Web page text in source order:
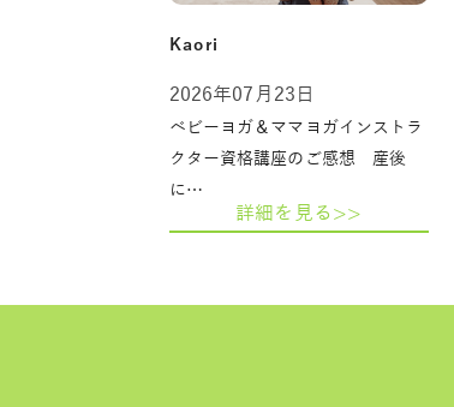
Kaori
2026年07月23日
ベビーヨガ＆ママヨガインストラ
クター資格講座のご感想 産後
に…
詳細を見る>>